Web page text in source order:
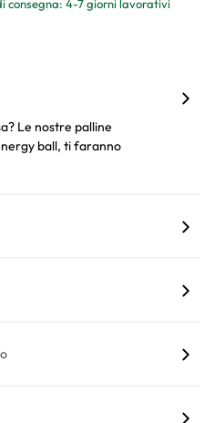
consegna: 4-7 giorni lavorativi
Le nostre palline
ball, ti faranno